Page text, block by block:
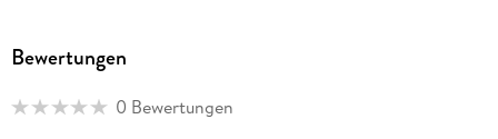
und Körpersprache im deutschsprachigen Raum. Er ist Autor
regelmäßig in Radio, TV und Printmedien gefragt.
Bewertungen
0 Bewertungen